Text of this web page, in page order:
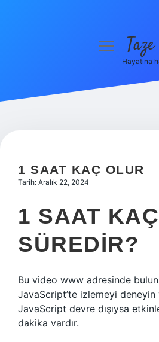
Hakkımızda
menüyü
Hayatına
1 SAAT KAÇ OLUR
Tarih: Aralık 22, 2024
1 SAAT KAÇ
SÜREDIR?
Bu video www adresinde
JavaScript’te izlemeyi deneyin
JavaScript devre dışıysa
dakika vardır.